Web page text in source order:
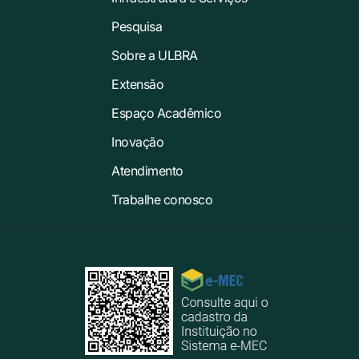
Pesquisa
Sobre a ULBRA
Extensão
Espaço Acadêmico
Inovação
Atendimento
Trabalhe conosco